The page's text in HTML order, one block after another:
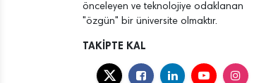
önceleyen ve teknolojiye odaklanan
"özgün" bir üniversite olmaktır.
TAKİPTE KAL